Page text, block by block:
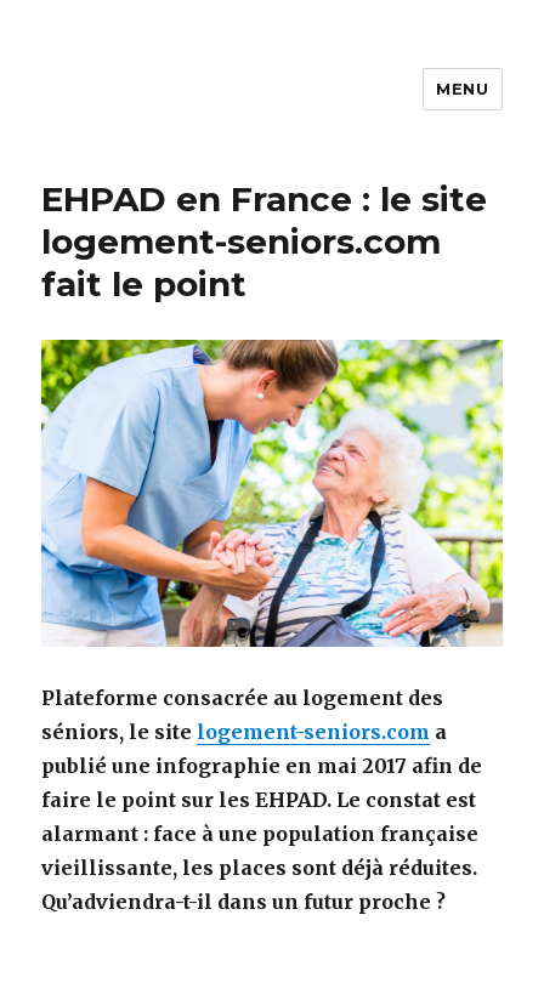
MENU
EHPAD en France : le site
logement-seniors.com
fait le point
Plateforme consacrée au logement des
séniors, le site logement-seniors.com a
publié une infographie en mai 2017 afin de
faire le point sur les EHPAD. Le constat est
alarmant : face à une population française
vieillissante, les places sont déjà réduites.
Qu’adviendra-t-il dans un futur proche ?